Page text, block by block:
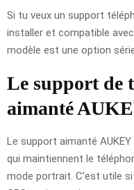
Si tu veux un support
installer et compatible
modèle est une option
Le support de
aimanté
Le support aimanté
qui maintiennent le
mode portrait. C’est utile